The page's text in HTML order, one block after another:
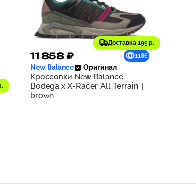
Доставка 199 р.
11 858 ₽ 1186
New Balance Оригинал
Кроссовки New Balance
Bodega x X-Racer 'All Terrain' |
brown